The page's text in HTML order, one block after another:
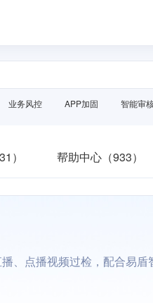
业务风控 APP加固 智能审
） 帮助中心（933）
、点播视频过检，配合易盾